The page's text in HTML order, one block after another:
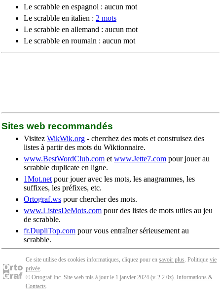
Le scrabble en espagnol : aucun mot
Le scrabble en italien : 2 mots
Le scrabble en allemand : aucun mot
Le scrabble en roumain : aucun mot
Sites web recommandés
Visitez WikWik.org - cherchez des mots et construisez des
listes à partir des mots du Wiktionnaire.
www.BestWordClub.com et www.Jette7.com pour jouer au
scrabble duplicate en ligne.
1Mot.net pour jouer avec les mots, les anagrammes, les
suffixes, les préfixes, etc.
Ortograf.ws pour chercher des mots.
www.ListesDeMots.com pour des listes de mots utiles au jeu
de scrabble.
fr.DupliTop.com pour vous entraîner sérieusement au
scrabble.
Ce site utilise des cookies informatiques, cliquez pour en savoir plus. Politique vie
privée.
© Ortograf Inc. Site web mis à jour le 1 janvier 2024 (v-2.2.0z). Informations &
Contacts.